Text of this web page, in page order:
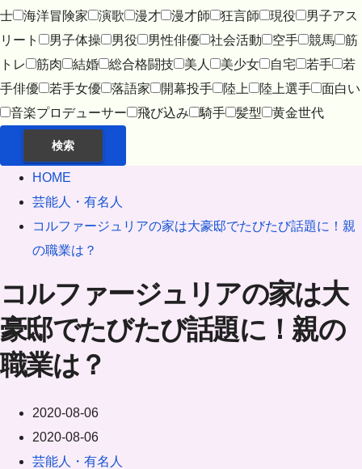
士
海洋冒険家 演歌 漫才 漫才師 狂言師 現役
男子アス
リート
男子体操 男役 男性俳優 社会活動 空手 競馬
筋
トレ
筋肉 結婚 総合格闘技 美人 美少女 自宅 若手
若
手俳優
若手女優 落語家 開幕投手 陸上 陸上選手
面白い
音楽プロデューサー
飛び込み 騎手 髪型 黄金世代
検索
HOME
芸能人・有名人
コルファージュリアの家は大豪邸でたびたび話題に！親
の職業は？
コルファージュリアの家は大
豪邸でたびたび話題に！親の
職業は？
2020-08-06
2020-08-06
芸能人・有名人